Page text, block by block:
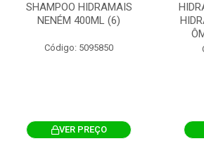
SHAMPOO HIDRAMAIS
NENÉM 400ML (6)
Código: 5095850
VER PREÇO